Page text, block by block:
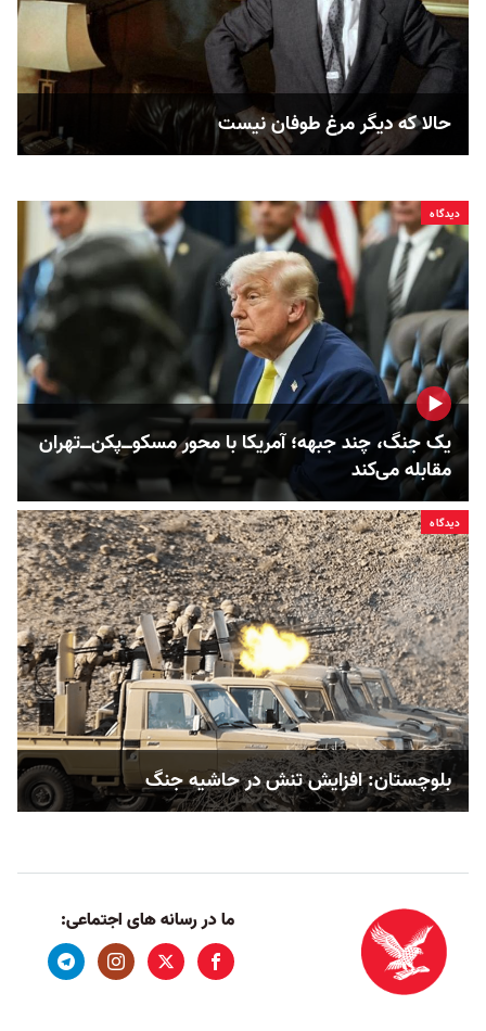
حالا که دیگر مرغ طوفان نیست
دیدگاه
یک جنگ، چند جبهه؛ آمریکا با محور مسکوــ‌پکن‌ــ‌تهران
مقابله می‌کند
دیدگاه
بلوچستان: افزایش تنش در حاشیه جنگ
ما در رسانه های اجتماعی: